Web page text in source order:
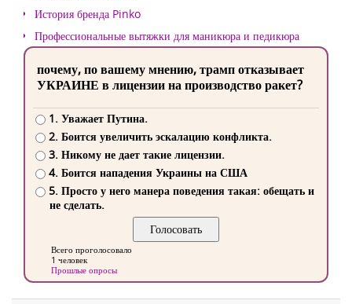
История бренда Pinko
Профессиональные вытяжки для маникюра и педикюра
почему, по вашему мнению, трамп отказывает
УКРАИНЕ в лицензии на производство ракет?
1. Уважает Путина.
2. Боится увеличить эскалацию конфликта.
3. Никому не дает такие лицензии.
4. Боится нападения Украины на США
5. Просто у него манера поведения такая: обещать и
не сделать.
Всего проголосовало
1 человек
Прошлые опросы